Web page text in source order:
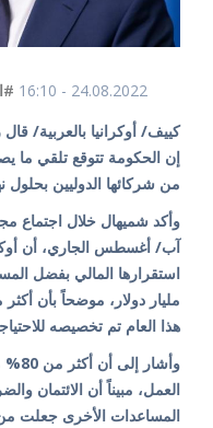
24.08.2022 - 16:10
كييف/ أوكرانيا بالعربية/
من شركائها الدوليين بحلول
آب/ أغسطس الجاري، أن
هذا العام تم تخصيصه
العمل، مبيناً أن الائتمان
المساعدات الأخرى جعلت